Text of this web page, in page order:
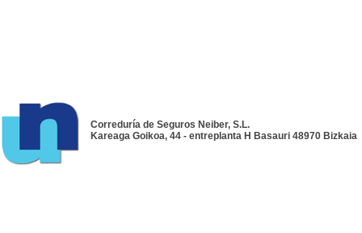
Correduría de Seguros Neiber, S.L.
Kareaga Goikoa, 44 - entreplanta H Basauri 48970 Bizkaia